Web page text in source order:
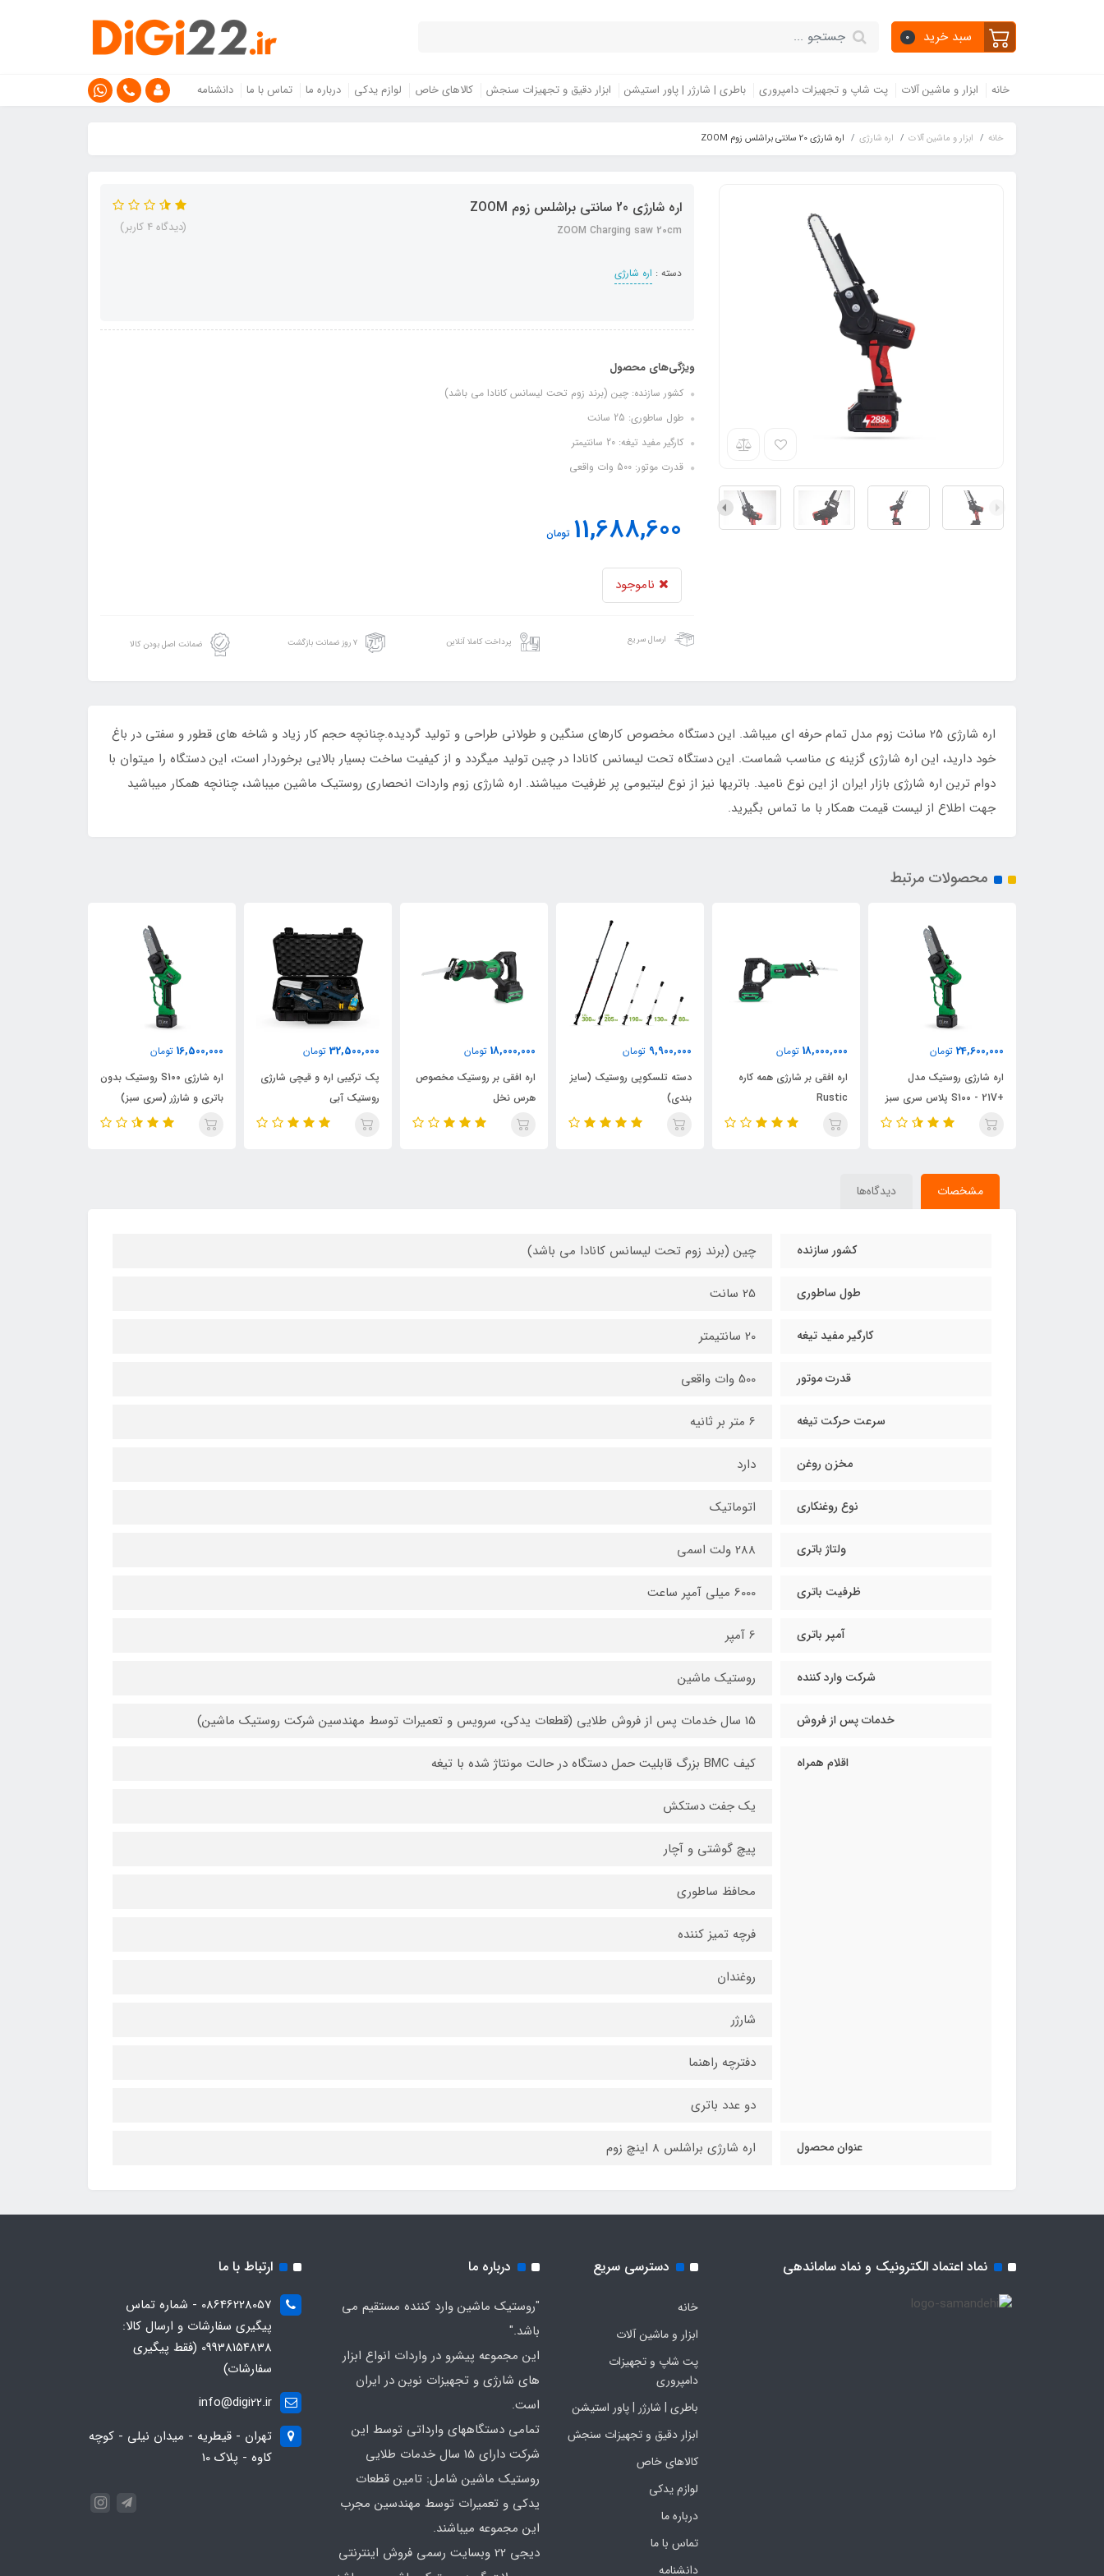
سبد خرید 0
خانه ابزار و ماشین آلات پت شاپ و تجهیزات دامپروری باطری | شارژر | پاور استیشن ابزار دقیق و تجهیزات سنجش کالاهای خاص لوازم یدکی درباره ما تماس با ما دانشنامه
خانه ابزار و ماشین آلات اره شارژی اره شارژی 20 سانتی براشلس زوم ZOOM
اره شارژی 20 سانتی براشلس زوم ZOOM
ZOOM Charging saw 20cm
دسته : اره شارژی
(دیدگاه 4 کاربر)
ویژگی‌های محصول
کشور سازنده: چین (برند زوم تحت لیسانس کانادا می باشد)
طول ساطوری: 25 سانت
کارگیر مفید تیغه: 20 سانتیمتر
قدرت موتور: 500 وات واقعی
11,688,600 تومان
ناموجود
ارسال سریع پرداخت کاملا آنلاین ۷ روز ضمانت بازگشت ضمانت اصل بودن کالا
اره شارژی 25 سانت زوم مدل تمام حرفه ای میباشد. این دستگاه مخصوص کارهای سنگین و طولانی طراحی و تولید گردیده.چنانچه حجم کار زیاد و شاخه های قطور و سفتی در باغ
خود دارید، این اره شارژی گزینه ی مناسب شماست. این دستگاه تحت لیسانس کانادا در چین تولید میگردد و از کیفیت ساخت بسیار بالایی برخوردار است، این دستگاه را میتوان با
دوام ترین اره شارژی بازار ایران از این نوع نامید. باتریها نیز از نوع لیتیومی پر ظرفیت میباشند. اره شارژی زوم واردات انحصاری روستیک ماشین میباشد، چنانچه همکار میباشید
جهت اطلاع از لیست قیمت همکار با ما تماس بگیرید.
محصولات مرتبط
18,000,000 تومان
اره افقی بر شارژی همه کاره
Rustic
9,900,000 تومان
دسته تلسکوپی روستیک (سایز
بندی)
18,000,000 تومان
اره افقی بر روستیک مخصوص
هرس نخل
32,500,000 تومان
پک ترکیبی اره و قیچی شارژی
روستیک آبی
16,500,000 تومان
اره شارژی S100 روستیک بدون
باتری و شارژر (سری سبز)
10,000,000 تومان
اره شارژی 15 سانتی اطلس با
دسته تلسکوپی
مشخصات دیدگاه‌ها
کشور سازنده چین (برند زوم تحت لیسانس کانادا می باشد)
طول ساطوری 25 سانت
کارگیر مفید تیغه 20 سانتیمتر
قدرت موتور 500 وات واقعی
سرعت حرکت تیغه 6 متر بر ثانیه
مخزن روغن دارد
نوع روغنکاری اتوماتیک
ولتاژ باتری 288 ولت اسمی
ظرفیت باتری 6000 میلی آمپر ساعت
آمپر باتری 6 آمپر
شرکت وارد کننده روستیک ماشین
خدمات پس از فروش 15 سال خدمات پس از فروش طلایی (قطعات یدکی، سرویس و تعمیرات توسط مهندسین شرکت روستیک ماشین)
اقلام همراه کیف BMC بزرگ قابلیت حمل دستگاه در حالت مونتاژ شده با تیغه
یک جفت دستکش
پیچ گوشتی و آچار
محافظ ساطوری
فرچه تمیز کننده
روغندان
شارژر
دفترچه راهنما
دو عدد باتری
عنوان محصول اره شارژی براشلس 8 اینچ زوم
نماد اعتماد الکترونیک و نماد ساماندهی دسترسی سریع
خانه
ابزار و ماشین آلات
پت شاپ و تجهیزات
دامپروری
باطری | شارژر | پاور استیشن
ابزار دقیق و تجهیزات سنجش
کالاهای خاص
لوازم یدکی
درباره ما
تماس با ما
دانشنامه
درباره ما
"روستیک ماشین وارد کننده مستقیم می
باشد."
این مجموعه پیشرو در واردات انواع ابزار
های شارژی و تجهیزات نوین در ایران
است.
تمامی دستگاههای وارداتی توسط این
شرکت دارای 15 سال خدمات طلایی
روستیک ماشین شامل: تامین قطعات
یدکی و تعمیرات توسط مهندسین مجرب
این مجموعه میباشند.
دیجی 22 وبسایت رسمی فروش اینترنتی
ارتباط با ما
08646228057 - شماره تماس
پیگیری سفارشات و ارسال کالا:
09938154838 (فقط پیگیری
سفارشات)
info@digi22.ir
تهران - قیطریه - میدان نیلی - کوچه
کاوه - پلاک 10